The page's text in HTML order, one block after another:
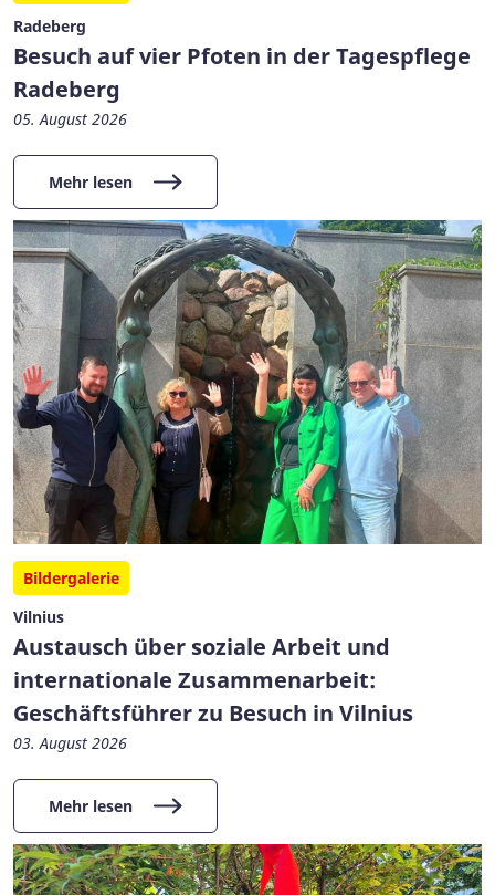
Radeberg
Besuch auf vier Pfoten in der Tagespflege
Radeberg
05. August 2026
Mehr lesen
Bildergalerie
Vilnius
Austausch über soziale Arbeit und
internationale Zusammenarbeit:
Geschäftsführer zu Besuch in Vilnius
03. August 2026
Mehr lesen